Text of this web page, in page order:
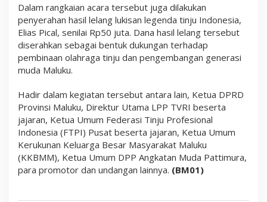
Dalam rangkaian acara tersebut juga dilakukan
penyerahan hasil lelang lukisan legenda tinju Indonesia,
Elias Pical, senilai Rp50 juta. Dana hasil lelang tersebut
diserahkan sebagai bentuk dukungan terhadap
pembinaan olahraga tinju dan pengembangan generasi
muda Maluku.
Hadir dalam kegiatan tersebut antara lain, Ketua DPRD
Provinsi Maluku, Direktur Utama LPP TVRI beserta
jajaran, Ketua Umum Federasi Tinju Profesional
Indonesia (FTPI) Pusat beserta jajaran, Ketua Umum
Kerukunan Keluarga Besar Masyarakat Maluku
(KKBMM), Ketua Umum DPP Angkatan Muda Pattimura,
para promotor dan undangan lainnya. (BM01)